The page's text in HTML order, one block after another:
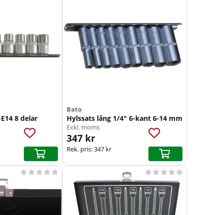
8 delar
Bato
Hylssats lång 1/4" 6-kant 6-14 mm
Exkl. moms
347 kr
Rek. pris:347 kr
         